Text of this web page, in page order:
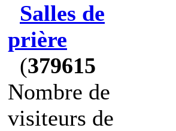
Salles de
prière
(379615
Nombre de
visiteurs de